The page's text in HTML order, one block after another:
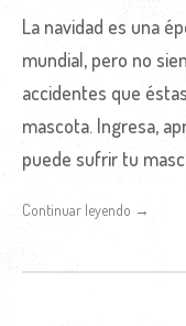
La navidad es una
mundial, pero no
accidentes que
mascota. Ingresa,
puede sufrir tu
Continuar leyendo →